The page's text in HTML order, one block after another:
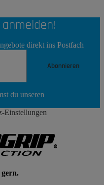
direkt ins Postfach
Abonnieren
du unseren
Einstellungen